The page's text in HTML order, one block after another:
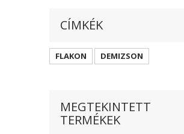
CÍMKÉK
FLAKON DEMIZSON
MEGTEKINTETT
TERMÉKEK